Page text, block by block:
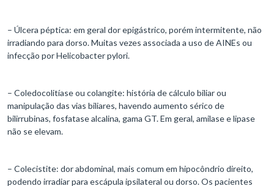
– Úlcera péptica: em geral dor epigástrico, porém intermitente, não
irradiando para dorso. Muitas vezes associada a uso de AINEs ou
infecção por Helicobacter pylori.
– Coledocolitíase ou colangite: história de cálculo biliar ou
manipulação das vias biliares, havendo aumento sérico de
bilirrubinas, fosfatase alcalina, gama GT. Em geral, amilase e lipase
não se elevam.
– Colecistite: dor abdominal, mais comum em hipocôndrio direito,
podendo irradiar para escápula ipsilateral ou dorso. Os pacientes